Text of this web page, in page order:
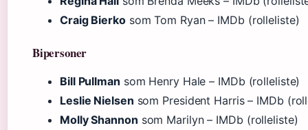
Craig Bierkosom Tom Ryan – IMDb (rolleliste)
Bipersoner
Bill Pullman som Henry Hale – IMDb (rolleliste)
Leslie Nielsen som President Harris – IMDb
Molly Shannon som Marilyn – IMDb (rolleliste)